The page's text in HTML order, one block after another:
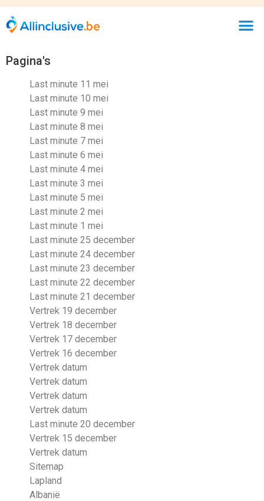
Pagina's
Last minute 11 mei
Last minute 10 mei
Last minute 9 mei
Last minute 8 mei
Last minute 7 mei
Last minute 6 mei
Last minute 4 mei
Last minute 3 mei
Last minute 5 mei
Last minute 2 mei
Last minute 1 mei
Last minute 25 december
Last minute 24 december
Last minute 23 december
Last minute 22 december
Last minute 21 december
Vertrek 19 december
Vertrek 18 december
Vertrek 17 december
Vertrek 16 december
Vertrek datum
Vertrek datum
Vertrek datum
Vertrek datum
Last minute 20 december
Vertrek 15 december
Vertrek datum
Sitemap
Lapland
Albanië